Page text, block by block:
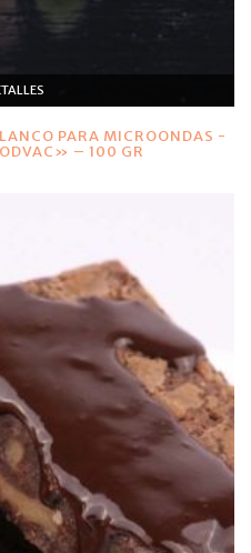
PARA MICROONDAS -
– 100 GR